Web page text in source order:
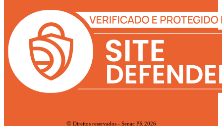
© Direitos reservados - Senac PR 2026